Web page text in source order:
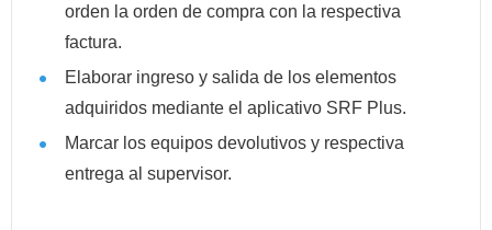
orden la orden de compra con la respectiva
factura.
Elaborar ingreso y salida de los elementos
adquiridos mediante el aplicativo SRF Plus.
Marcar los equipos devolutivos y respectiva
entrega al supervisor.